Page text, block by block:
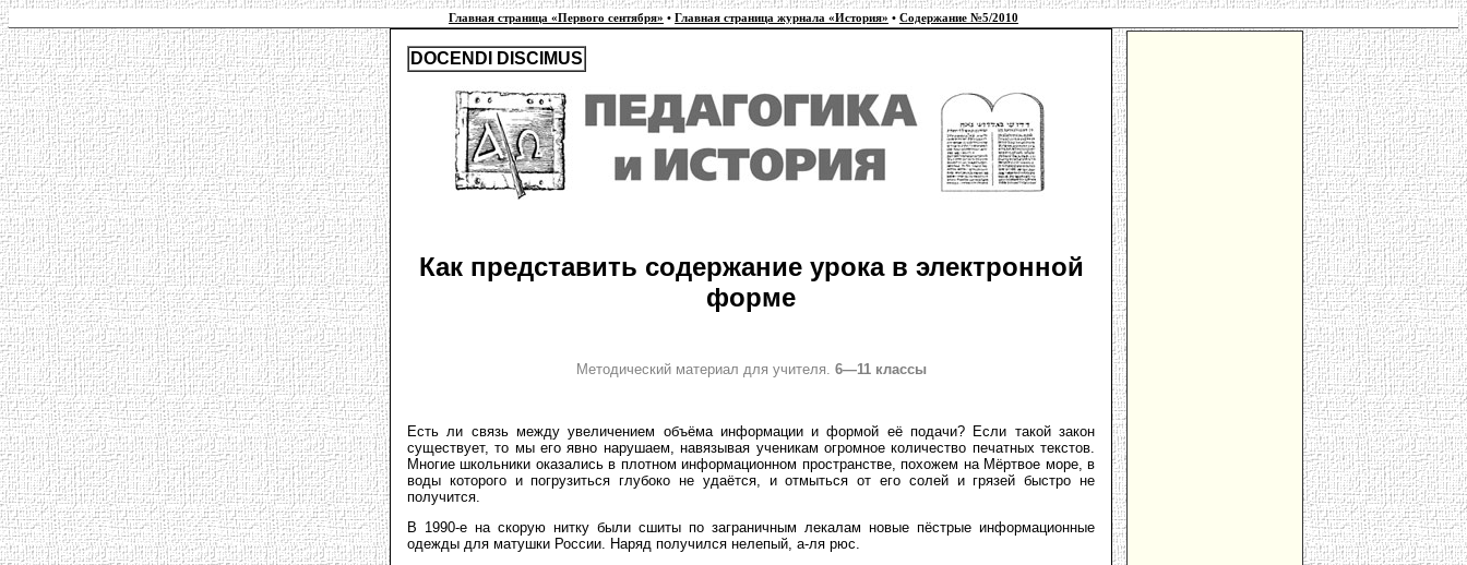
Главная страница «Первого сентября» • Главная страница журнала «История» • Содержание №5/2010
DOCENDI DISCIMUS
Как представить содержание урока в электронной
форме
Методический материал для учителя. 6—11 классы
Есть ли связь между увеличением объёма информации и формой её подачи? Если такой закон
существует, то мы его явно нарушаем, навязывая ученикам огромное количество печатных текстов.
Многие школьники оказались в плотном информационном пространстве, похожем на Мёртвое море, в
воды которого и погрузиться глубоко не удаётся, и отмыться от его солей и грязей быстро не
получится.
В 1990-е на скорую нитку были сшиты по заграничным лекалам новые пёстрые информационные
одежды для матушки России. Наряд получился нелепый, а-ля рюс.